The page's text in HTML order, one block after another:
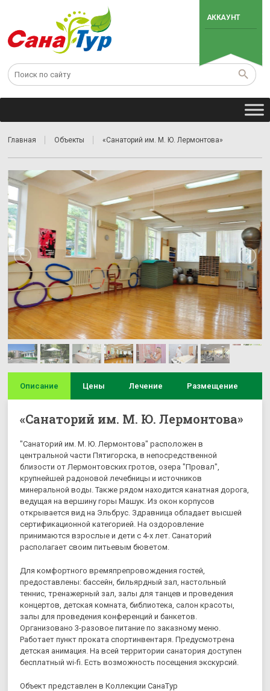
АККАУНТ
Главная Объекты «Санаторий им. М. Ю. Лермонтова»
Описание Цены Лечение Размещение
«Санаторий им. М. Ю. Лермонтова»
"Санаторий им. М. Ю. Лермонтова" расположен в
центральной части Пятигорска, в непосредственной
близости от Лермонтовских гротов, озера "Провал",
крупнейшей радоновой лечебницы и источников
минеральной воды. Также рядом находится канатная дорога,
ведущая на вершину горы Машук. Из окон корпусов
открывается вид на Эльбрус. Здравница обладает высшей
сертификационной категорией. На оздоровление
принимаются взрослые и дети с 4-х лет. Санаторий
располагает своим питьевым бюветом.
Для комфортного времяпрепровождения гостей,
предоставлены: бассейн, бильярдный зал, настольный
теннис, тренажерный зал, залы для танцев и проведения
концертов, детская комната, библиотека, салон красоты,
залы для проведения конференций и банкетов.
Организовано 3-разовое питание по заказному меню.
Работает пункт проката спортинвентаря. Предусмотрена
детская анимация. На всей территории санатория доступен
бесплатный wi-fi. Есть возможность посещения экскурсий.
Объект представлен в Коллекции СанаТур